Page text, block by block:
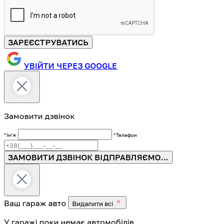
ЗАРЕЄСТРУВАТИСЬ
УВІЙТИ ЧЕРЕЗ GOOGLE
Замовити дзвінок
*Імʼя *Телефон
ЗАМОВИТИ ДЗВІНОК ВІДПРАВЛЯЄМО...
Ваш гараж авто Видалити всі
У гаражі поки немає автомобілів